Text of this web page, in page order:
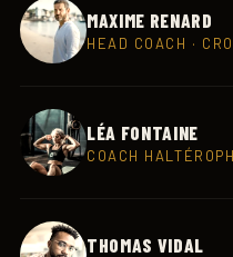
MAXIME RENARD
HEAD COACH ·
LÉA FONTAINE
COACH
THOMAS VIDAL